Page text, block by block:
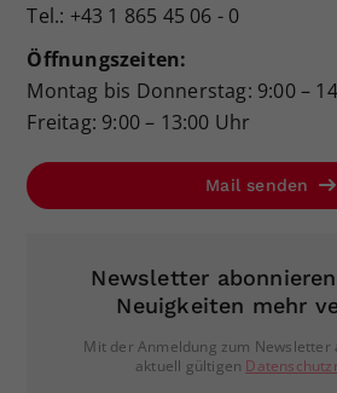
Tel.: +43 1 865 45 06 - 0
Öffnungszeiten:
Montag bis Donnerstag: 9:00 –
Freitag: 9:00 – 13:00 Uhr
Mail senden
Newsletter
Neuigkeiten mehr
Mit der Anmeldung zum Newsletter
aktuell gültigen